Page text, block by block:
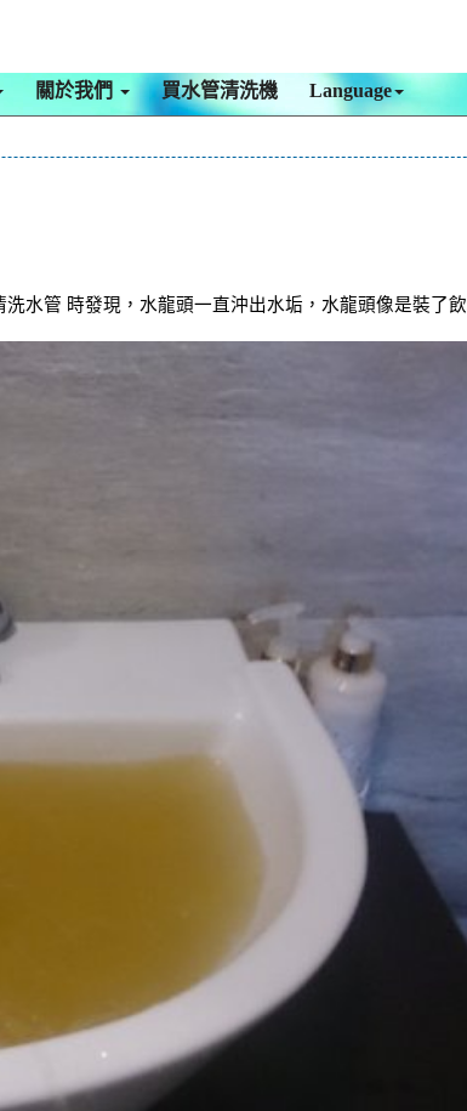
關於我們 買水管清洗機 Language
水管 時發現，水龍頭一直沖出水垢，水龍頭像是裝了